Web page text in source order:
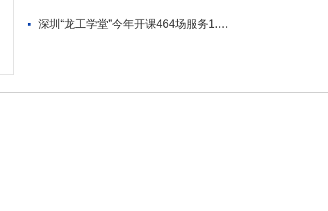
深圳“龙工学堂”今年开课464场服务1.2万职工